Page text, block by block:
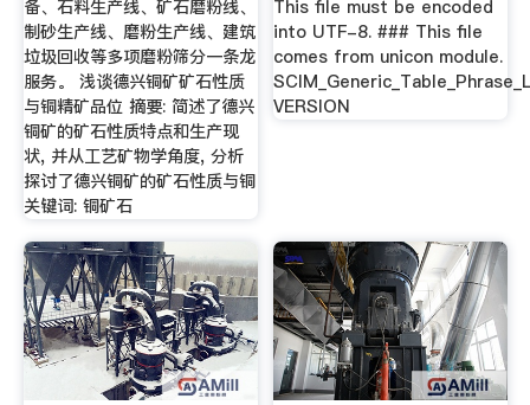
备、石料生产线、矿石磨粉线、
制砂生产线、磨粉生产线、建筑
垃圾回收等多项磨粉筛分一条龙
服务。 浅谈德兴铜矿矿石性质
与铜精矿品位 摘要: 简述了德兴
铜矿的矿石性质特点和生产现
状, 并从工艺矿物学角度, 分析
探讨了德兴铜矿的矿石性质与铜
关键词: 铜矿石
This file must be encoded
into UTF-8. ### This file
comes from unicon module.
VERSION